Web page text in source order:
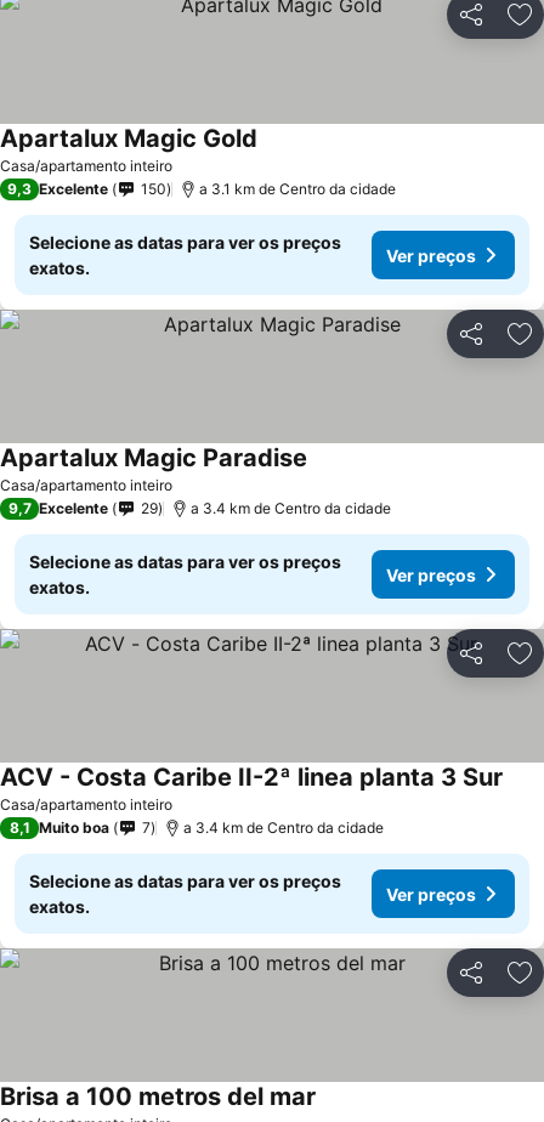
Partilhar
Casa/apartamento inteiro
Apartalux Magic Gold
9,3 Excelente 150 a 3.1 km de Centro da cidade
Selecione as datas para ver os preços
exatos.
Ver preços
Partilhar
Casa/apartamento inteiro
Apartalux Magic Paradise
9,7 Excelente 29 a 3.4 km de Centro da cidade
Selecione as datas para ver os preços
exatos.
Ver preços
Partilhar
Casa/apartamento inteiro
ACV - Costa Caribe II-2ª linea planta 3 Sur
8,1 Muito boa 7 a 3.4 km de Centro da cidade
Selecione as datas para ver os preços
exatos.
Ver preços
Partilhar
Brisa a 100 metros del mar